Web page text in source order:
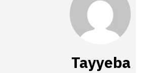
Tayyeba